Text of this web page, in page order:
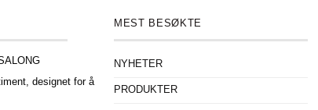
designet for å
MEST BESØKTE
NYHETER
PRODUKTER